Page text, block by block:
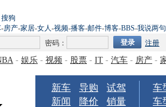
搜狗
-房产-家居-女人-视频-播客-邮件-博客-BBS-我说两句
密码： 注册
- 娱乐 - 视频 - 股票 - IT - 汽车 - 房产 -
新车 导购
试驾
新闻
降价 销量
车
车